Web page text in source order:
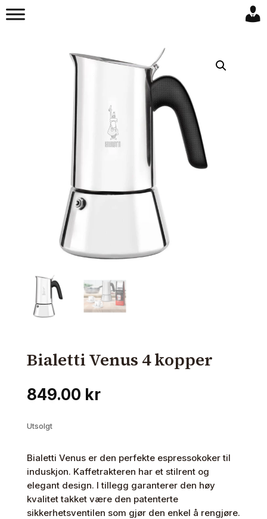
Bialetti Venus 4 kopper
849.00 kr
Utsolgt
Bialetti Venus er den perfekte espressokoker til
induskjon. Kaffetrakteren har et stilrent og
elegant design. I tillegg garanterer den høy
kvalitet takket være den patenterte
sikkerhetsventilen som gjør den enkel å rengjøre.